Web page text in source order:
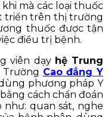
mà các loại thuốc
triển trên thị trường
thuốc được tận
điều trị bệnh.
viên dạy hệ Trung
Trường Cao đẳng Y
phương pháp Y
cách chẩn đoán
quan sát, nghe